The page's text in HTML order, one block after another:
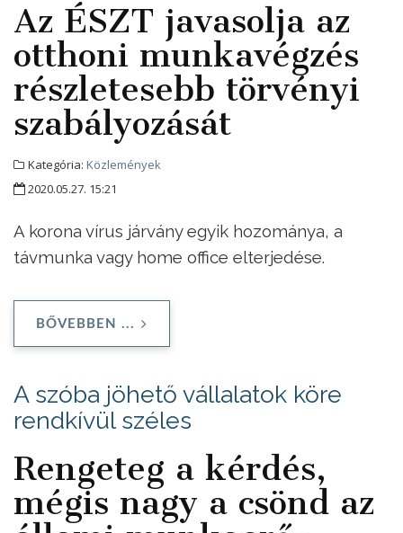
Az ÉSZT javasolja az
otthoni munkavégzés
részletesebb törvényi
szabályozását
Kategória: Közlemények
2020.05.27. 15:21
A korona vírus járvány egyik hozománya, a
távmunka vagy home office elterjedése.
BŐVEBBEN ...
A szóba jöhető vállalatok köre
rendkívül széles
Rengeteg a kérdés,
mégis nagy a csönd az